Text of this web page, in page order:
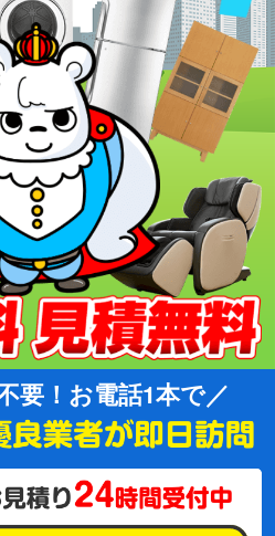
要！お電話1本で